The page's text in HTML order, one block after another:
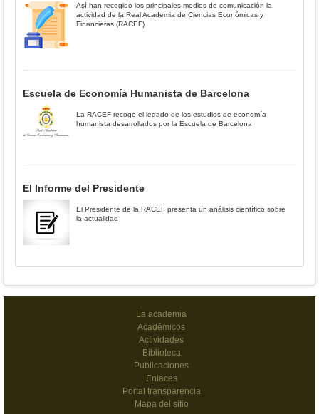
Así han recogido los principales medios de comunicación la
actividad de la Real Academia de Ciencias Económicas y
Financieras (RACEF)
Escuela de Economía Humanista de Barcelona
La RACEF recoge el legado de los estudios de economía
humanista desarrollados por la Escuela de Barcelona
El Informe del Presidente
El Presidente de la RACEF presenta un análisis científico sobre
la actualidad
La academia
Académicos
Actividades
Biblioteca
Publicaciones
Enlaces
Portal transparencia
Mapa del sitio